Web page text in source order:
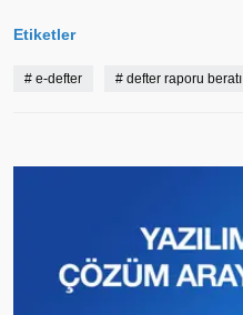
Etiketler
# e-defter # defter raporu beratı